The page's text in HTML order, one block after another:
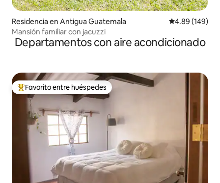
Residencia en Antigua Guatemala Calificación
4.89 (149)
Mansión familiar con jacuzzi
Departamentos con aire acondicionado
De los mejores en Favorito entre huéspedes
Favorito entre huéspedes